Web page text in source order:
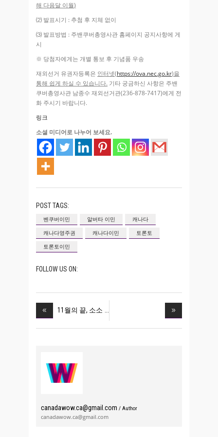
해 다음달 이월)
⑵ 발표시기 : 추첨 후 지체 없이
⑶ 발표방법 : 주밴쿠버총영사관 홈페이지 공지사항에 게
시
※ 당첨자에게는 개별 통보 후 기념품 우송
재외선거 유권자등록은 인터넷(https://ova.nec.go.kr)을
통해 쉽게 하실 수 있습니다. 기타 궁금하신 사항은 주밴
쿠버총영사관 남종수 재외선거관(236-878-7417)에게 전
화 주시기 바랍니다.
링크
소셜 미디어로 나누어 보세요.
POST TAGS:
벤쿠버이민 알버타 이민
캐나다
캐나다영주권
캐나다이민
토론토
토론토이민
FOLLOW US ON:
11월의 끝, 소소
canadawow.ca@gmail.com / Author
canadawow.ca@gmail.com